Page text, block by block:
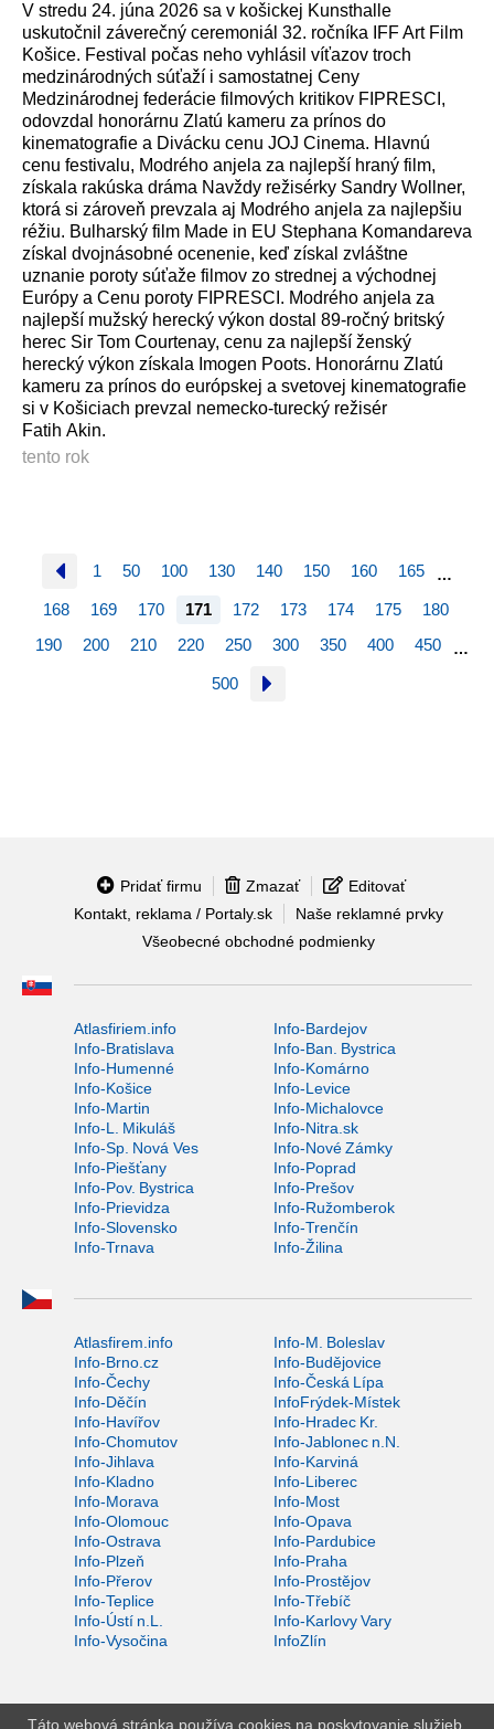
V stredu 24. júna 2026 sa v košickej Kunsthalle
uskutočnil záverečný ceremoniál 32. ročníka IFF Art Film
Košice. Festival počas neho vyhlásil víťazov troch
medzinárodných súťaží i samostatnej Ceny
Medzinárodnej federácie filmových kritikov FIPRESCI,
odovzdal honorárnu Zlatú kameru za prínos do
kinematografie a Divácku cenu JOJ Cinema. Hlavnú
cenu festivalu, Modrého anjela za najlepší hraný film,
získala rakúska dráma Navždy režisérky Sandry Wollner,
ktorá si zároveň prevzala aj Modrého anjela za najlepšiu
réžiu. Bulharský film Made in EU Stephana Komandareva
získal dvojnásobné ocenenie, keď získal zvláštne
uznanie poroty súťaže filmov zo strednej a východnej
Európy a Cenu poroty FIPRESCI. Modrého anjela za
najlepší mužský herecký výkon dostal 89-ročný britský
herec Sir Tom Courtenay, cenu za najlepší ženský
herecký výkon získala Imogen Poots. Honorárnu Zlatú
kameru za prínos do európskej a svetovej kinematografie
si v Košiciach prevzal nemecko-turecký režisér
Fatih Akin.
tento rok
1 50 100 130 140 150 160 165 …
168 169 170 171 172 173 174 175
180
190
200 210 220 250 300 350 400 450 …
500
Pridať firmu Zmazať
Editovať
Kontakt, reklama / Portaly.sk
Naše reklamné prvky
Všeobecné obchodné podmienky
Atlasfiriem.info
Info-Bardejov
Info-Bratislava
Info-Ban. Bystrica
Info-Humenné
Info-Komárno
Info-Košice
Info-Levice
Info-Martin
Info-Michalovce
Info-L. Mikuláš
Info-Nitra.sk
Info-Sp. Nová Ves
Info-Nové Zámky
Info-Piešťany
Info-Poprad
Info-Pov. Bystrica
Info-Prešov
Info-Prievidza
Info-Ružomberok
Info-Slovensko
Info-Trenčín
Info-Trnava
Info-Žilina
Atlasfirem.info
Info-M. Boleslav
Info-Brno.cz
Info-Budějovice
Info-Čechy
Info-Česká Lípa
Info-Děčín
InfoFrýdek-Místek
Info-Havířov
Info-Hradec Kr.
Info-Chomutov
Info-Jablonec n.N.
Info-Jihlava
Info-Karviná
Info-Kladno
Info-Liberec
Info-Morava
Info-Most
Info-Olomouc
Info-Opava
Info-Ostrava
Info-Pardubice
Info-Plzeň
Info-Praha
Info-Přerov
Info-Prostějov
Info-Teplice
Info-Třebíč
Info-Ústí n.L.
Info-Karlovy Vary
Info-Vysočina
InfoZlín
Táto webová stránka používa cookies na poskytovanie služieb,